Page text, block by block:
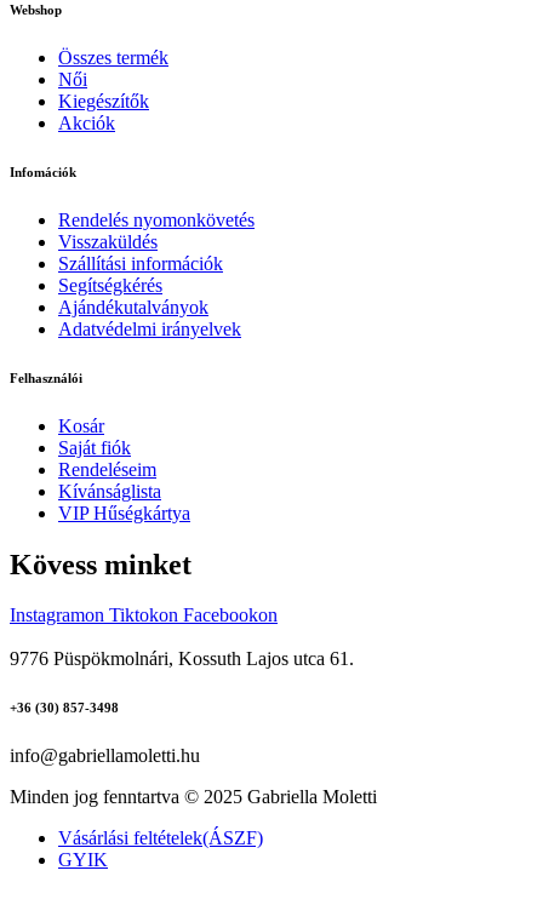
Webshop
Összes termék
Női
Kiegészítők
Akciók
Infomációk
Rendelés nyomonkövetés
Visszaküldés
Szállítási információk
Segítségkérés
Ajándékutalványok
Adatvédelmi irányelvek
Felhasználói
Kosár
Saját fiók
Rendeléseim
Kívánságlista
VIP Hűségkártya
Kövess minket
Instagramon Tiktokon Facebookon
9776 Püspökmolnári, Kossuth Lajos utca 61.
+36 (30) 857-3498
info@gabriellamoletti.hu
Minden jog fenntartva © 2025 Gabriella Moletti
Vásárlási feltételek(ÁSZF)
GYIK